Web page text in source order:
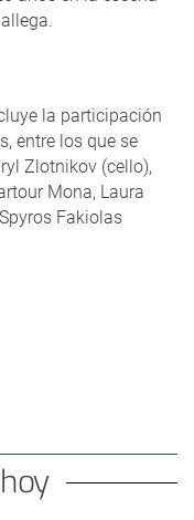
la participación
entre los que se
Zlotnikov (cello),
Mona, Laura
Fakiolas